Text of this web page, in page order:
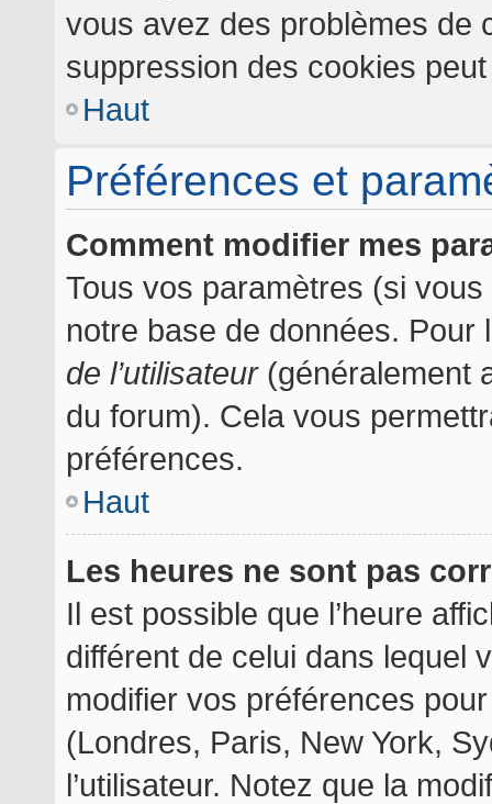
vous avez des problèmes de
suppression des cookies
Haut
Préférences et
Comment modifier mes
Tous vos paramètres (si
notre base de données.
de l’utilisateur(généralement
du forum). Cela vous
préférences.
Haut
Les heures ne sont pas
Il est possible que l’heure
différent de celui dans lequel
modifier vos préférences
(Londres, Paris, New York,
l’utilisateur. Notez que la